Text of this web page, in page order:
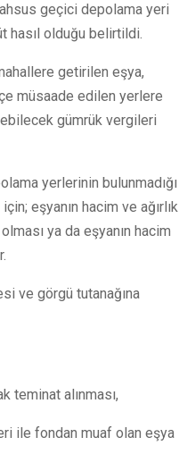
geçici depolama yeri
hasıl olduğu belirtildi.
getirilen eşya,
müsaade edilen yerlere
gümrük vergileri
yerlerinin bulunmadığı
eşyanın hacim ve ağırlık
ya da eşyanın hacim
ve görgü tutanağına
teminat alınması,
ile fondan muaf olan eşya